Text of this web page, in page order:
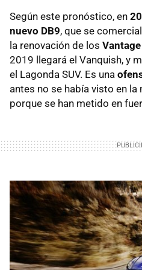
Según este pronóstico, en
nuevo DB9, que se
la renovación de los
2019 llegará el Vanquish, y
el Lagonda SUV. Es una
antes no se había visto en la
porque se han metido en